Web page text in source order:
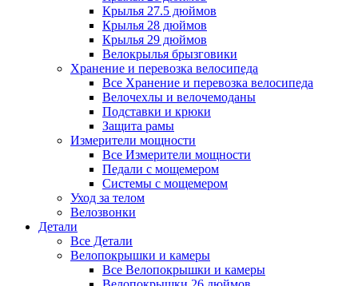
Крылья 27.5 дюймов
Крылья 28 дюймов
Крылья 29 дюймов
Велокрылья брызговики
Хранение и перевозка велосипеда
Все Хранение и перевозка велосипеда
Велочехлы и велочемоданы
Подставки и крюки
Защита рамы
Измерители мощности
Все Измерители мощности
Педали с мощемером
Системы с мощемером
Уход за телом
Велозвонки
Детали
Все Детали
Велопокрышки и камеры
Все Велопокрышки и камеры